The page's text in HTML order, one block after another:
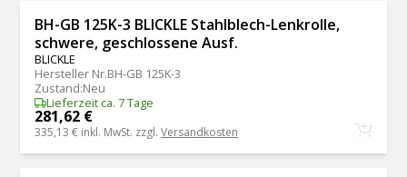
BH-GB 125K-3 BLICKLE Stahlblech-Lenkrolle,
schwere, geschlossene Ausf.
BLICKLE
Hersteller Nr.BH-GB 125K-3
Zustand:Neu
Lieferzeit ca. 7 Tage
281,62 €
335,13 € inkl. MwSt. zzgl.Versandkosten